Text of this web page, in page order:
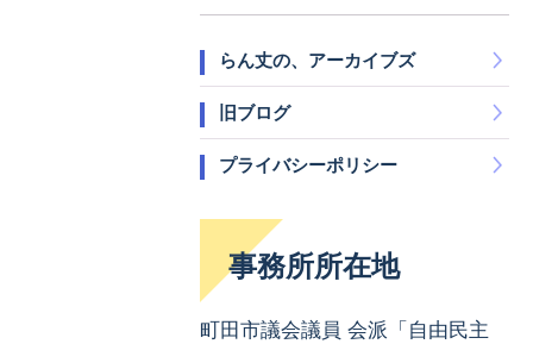
らん丈の、アーカイブズ
旧ブログ
プライバシーポリシー
事務所所在地
町田市議会議員 会派「自由民主